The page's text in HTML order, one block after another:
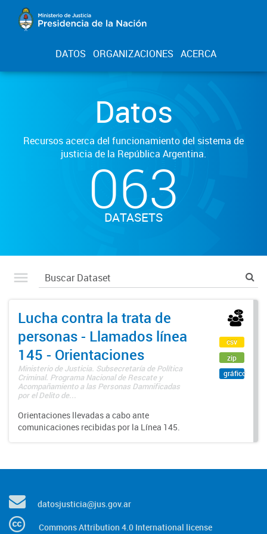
DATOS ORGANIZACIONES ACERCA
Datos
Recursos acerca del funcionamiento del sistema de
justicia de la República Argentina.
063
DATASETS
Lucha contra la trata de
personas - Llamados línea
145 - Orientaciones
Ministerio de Justicia. Subsecretaría de Política
Criminal. Programa Nacional de Rescate y
Acompañamiento a las Personas Damnificadas
por el Delito de...
Orientaciones llevadas a cabo ante
comunicaciones recibidas por la Línea 145.
csv
zip
gráfico
datosjusticia@jus.gov.ar
Commons Attribution 4.0 International license